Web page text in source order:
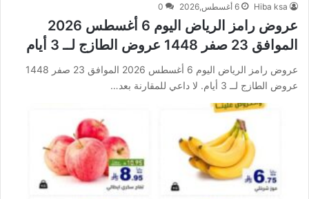
Hiba ksa 6 أغسطس,2026 0
عروض رامز الرياض اليوم 6 أغسطس 2026
الموافق 23 صفر 1448 عروض الطازج لــ 3 أيام
عروض رامز الرياض اليوم 6 أغسطس 2026 الموافق 23 صفر 1448
عروض الطازج لــ 3 أيام. لا داعي للمقارنة بعد…